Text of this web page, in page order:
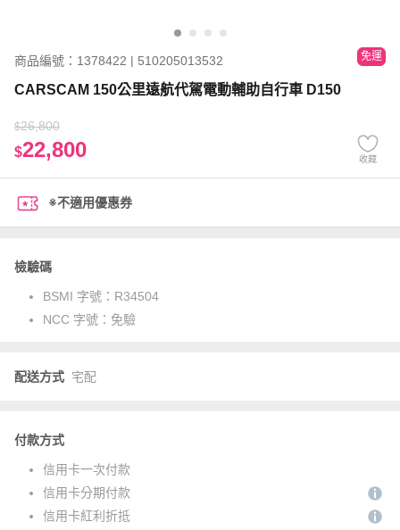
商品編號：1378422 | 510205013532 免運
CARSCAM 150公里遠航代駕電動輔助自行車 D150
$26,800
$22,800 收藏
※不適用優惠券
檢驗碼
BSMI 字號： R34504
NCC 字號： 免驗
配送方式 宅配
付款方式
信用卡一次付款
信用卡分期付款
信用卡紅利折抵